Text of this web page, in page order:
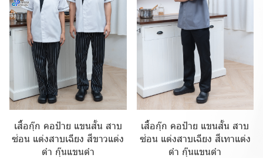
เสื้อกุ๊ก คอป้าย แขนสั้น สาบ
ซ่อน แต่งสาบเฉียง สีขาวแต่ง
ดำ กุ๊นแขนดำ
เสื้อกุ๊ก คอป้าย แขนสั้น สาบ
ซ่อน แต่งสาบเฉียง สีเทาแต่ง
ดำ กุ๊นแขนดำ